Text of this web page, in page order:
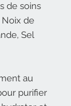
de soins
Noix de
Sel
au
purifier